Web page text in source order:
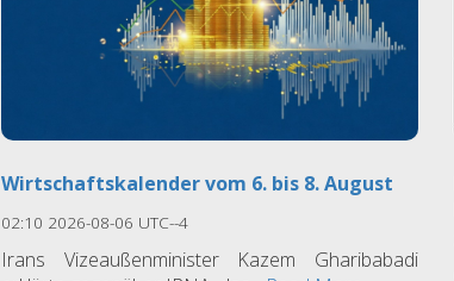
Wirtschaftskalender vom 6. bis 8. August
02:10 2026-08-06 UTC--4
Irans Vizeaußenminister Kazem Gharibabadi